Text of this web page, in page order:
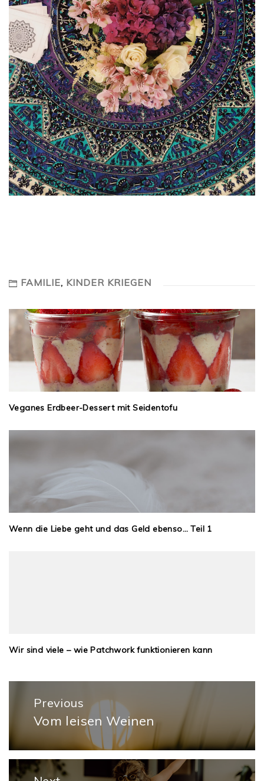
FAMILIE, KINDER KRIEGEN
Veganes Erdbeer-Dessert mit Seidentofu
Wenn die Liebe geht und das Geld ebenso… Teil 1
Wir sind viele – wie Patchwork funktionieren kann
Beitragsnavigation
Previous
Previous
post:
Vom leisen Weinen